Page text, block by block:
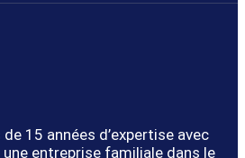
15 années d’expertise avec
une entreprise familiale dans le